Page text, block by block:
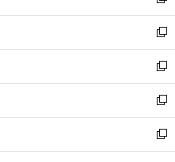
開
く
ウ
で
開
く
ン
ド
ウ
で
開
く
ウ
ィ
ン
ド
ウ
で
開
く
し
い
ウ
ィ
ン
ド
ウ
で
開
新
し
い
ウ
ィ
ン
ド
ウ
新
し
い
ウ
ィ
ン
新
し
い
ウ
新
し